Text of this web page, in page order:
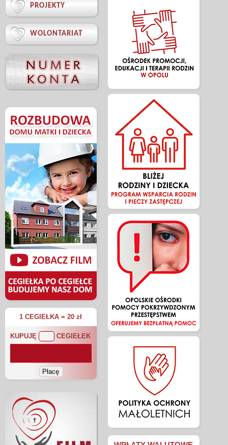
 PROJEKTY
 WOLONTARIAT
1 CEGIEŁKA = 20 zł
KUPUJĘ CEGIEŁEK